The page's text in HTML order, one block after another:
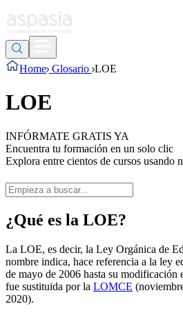
Home Glosario LOE
LOE
INFÓRMATE GRATIS YA
Encuentra tu formación en un solo clic
Explora entre cientos de cursos usando
¿Qué es la LOE?
La LOE, es decir, la Ley Orgánica de
nombre indica, hace referencia a la ley
de mayo de 2006 hasta su modificación
fue sustituida por la LOMCE
2020).